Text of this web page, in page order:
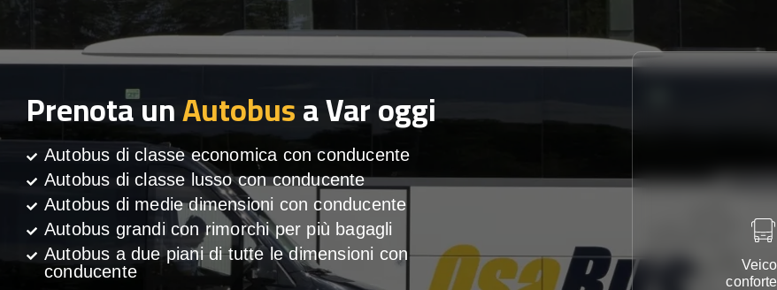
Prenota unAutobusa Var oggi
Autobus di classe economica con conducente
Autobus di classe lusso con conducente
Autobus di medie dimensioni con conducente
Autobus grandi con rimorchi per più bagagli
Autobus a due piani di tutte le dimensioni con
conducente